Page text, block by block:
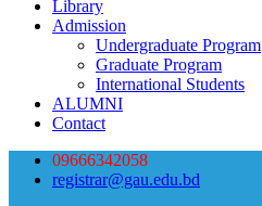
Library
Admission
Undergraduate Program
Graduate Program
International Students
ALUMNI
Contact
09666342058
registrar@gau.edu.bd